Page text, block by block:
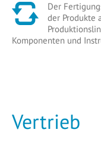
Der
der Produkte
Komponenten und
Vertrieb